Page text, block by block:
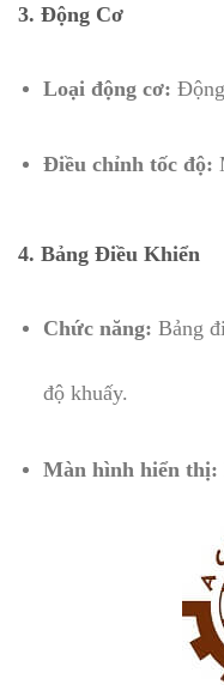
3. Động Cơ
Loại động cơ:
Điều chỉnh tốc độ:
4. Bảng Điều Khiển
Chức năng: Bảng
độ khuấy.
Màn hình hiển thị: